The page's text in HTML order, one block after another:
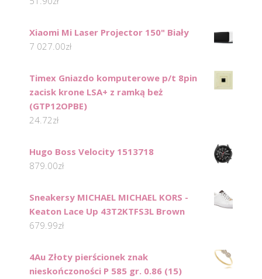
Xiaomi Mi Laser Projector 150" Biały
7 027.00zł
Timex Gniazdo komputerowe p/t 8pin
zacisk krone LSA+ z ramką beż
(GTP12OPBE)
24.72zł
Hugo Boss Velocity 1513718
879.00zł
Sneakersy MICHAEL MICHAEL KORS -
Keaton Lace Up 43T2KTFS3L Brown
679.99zł
4Au Złoty pierścionek znak
nieskończoności P 585 gr. 0.86 (15)